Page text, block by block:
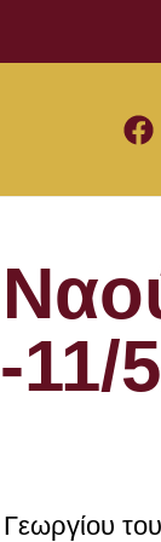
του